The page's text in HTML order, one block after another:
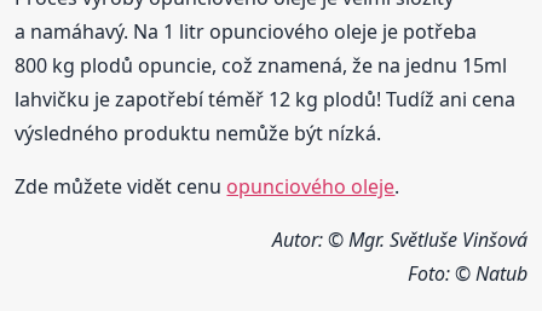
a namáhavý. Na 1 litr opunciového oleje je potřeba
800 kg plodů opuncie, což znamená, že na jednu 15ml
lahvičku je zapotřebí téměř 12 kg plodů! Tudíž ani cena
výsledného produktu nemůže být nízká.
Zde můžete vidět cenu opunciového oleje.
Autor: © Mgr. Světluše Vinšová
Foto:© Natub